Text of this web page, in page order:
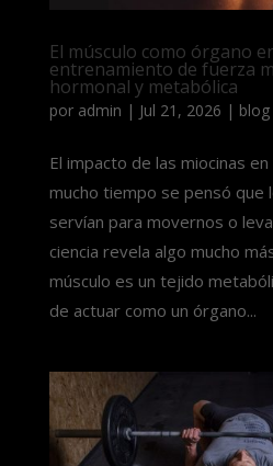
El músculo como órgano
entrenamiento de fuerza
hormonal y metabólica
por admin | Jul 21, 2026 | blog
El impacto de las miocinas
mucho tiempo se pensó que
servían para movernos o
ciencia revela algo mucho
músculo es un tejido
de actuar como un órgano...